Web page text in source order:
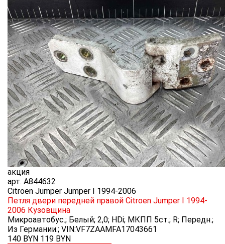
акция
арт. A844632
Citroen Jumper Jumper I 1994-2006
Петля двери передней правой Citroen Jumper I 1994-
2006 Кузовщина
Микроавтобус.; Белый; 2,0; HDi; МКПП 5ст.; R; Передн.;
Из Германии.; VIN:VF7ZAAMFA17043661
140 BYN 119 BYN